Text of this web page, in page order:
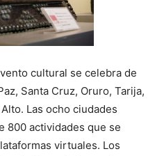
cultural se celebra de
Santa Cruz, Oruro, Tarija,
Las ocho ciudades
800 actividades que se
virtuales. Los